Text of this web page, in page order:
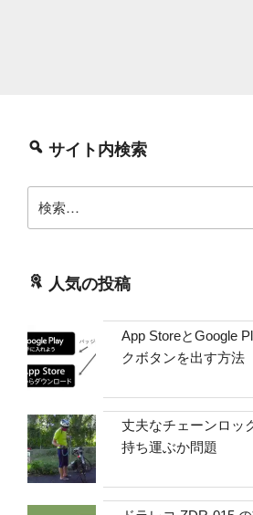
サイト内検索
索:
人気の投稿
App StoreとGoogle
クボタンを出す方法
丈夫なチェーンロッ
持ち運ぶか問題